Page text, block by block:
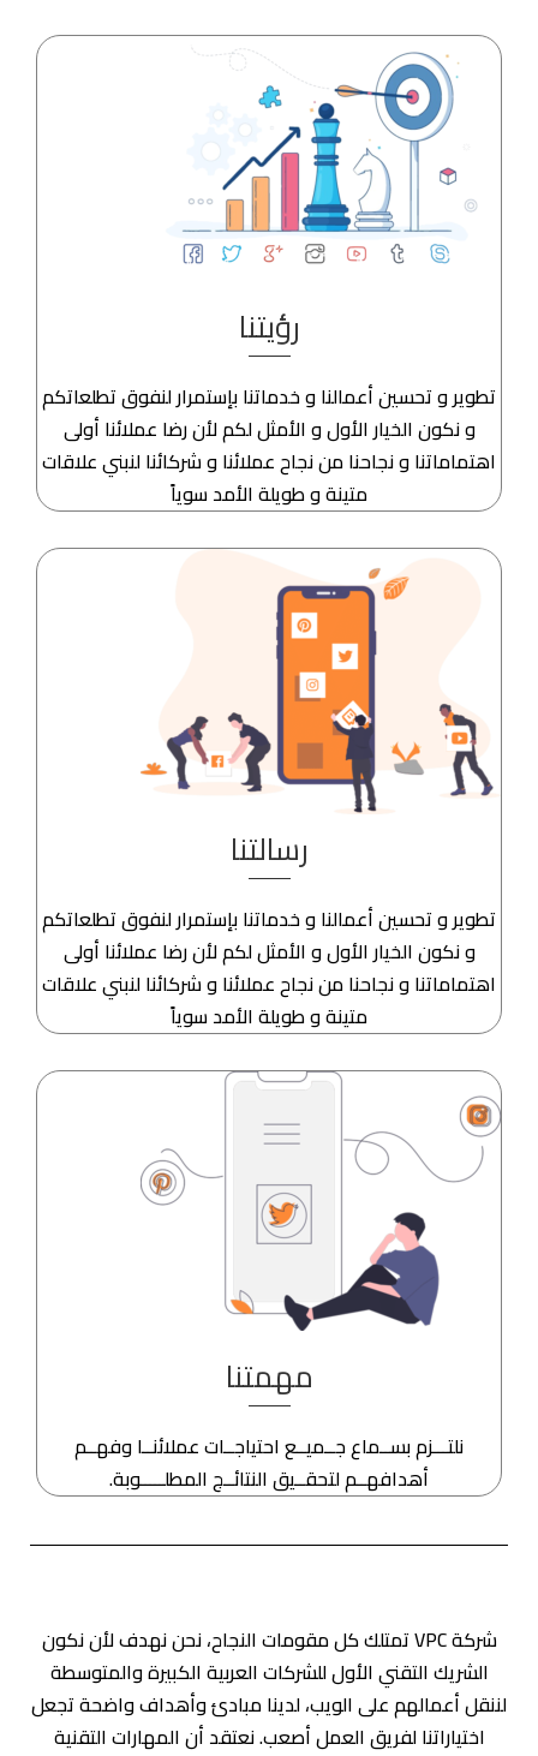
رؤيتنا
تطوير و تحسين أعمالنا و خدماتنا بإستمرار لنفوق تطلعاتكم
و نكون الخيار الأول و الأمثل لكم لأن رضا عملائنا أولى
اهتماماتنا و نجاحنا من نجاح عملائنا و شركائنا لنبني علاقات
متينة و طويلة الأمد سوياً
رسالتنا
تطوير و تحسين أعمالنا و خدماتنا بإستمرار لنفوق تطلعاتكم
و نكون الخيار الأول و الأمثل لكم لأن رضا عملائنا أولى
اهتماماتنا و نجاحنا من نجاح عملائنا و شركائنا لنبني علاقات
متينة و طويلة الأمد سوياً
مهمتنا
نلتـــزم بســماع جــميــع احتياجــات عملائنــا وفهــم
أهدافهــم لتحقــيق النتائــج المطلـــــوبة.
شركة VPC تمتلك كل مقومات النجاح، نحن نهدف لأن نكون
الشريك التقني الأول للشركات العربية الكبيرة والمتوسطة
لننقل أعمالهم على الويب، لدينا مبادئ وأهداف واضحة تجعل
اختياراتنا لفريق العمل أصعب. نعتقد أن المهارات التقنية